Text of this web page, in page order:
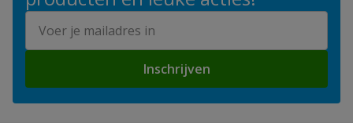
Inschrijven